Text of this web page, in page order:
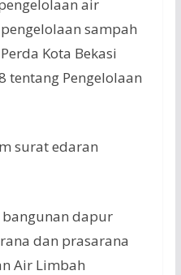
air
sampah
Kota Bekasi
tentang Pengelolaan
surat edaran
dapur
dan prasarana
Air Limbah